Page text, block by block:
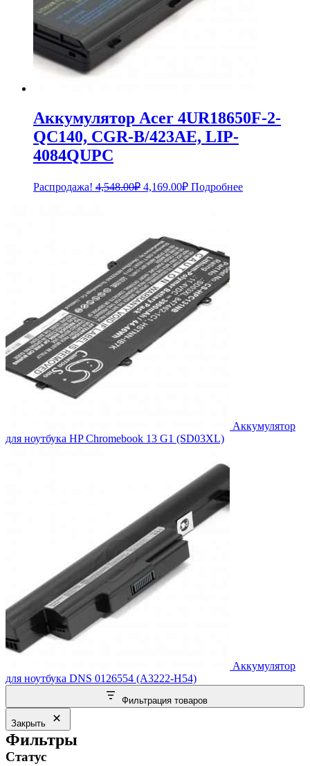
Аккумулятор Acer 4UR18650F-2-
QC140, CGR-B/423AE, LIP-
4084QUPC
Распродажа! 4,548.00₽ Первоначальная
4,169.00₽Текущая
цена:
Подробнее
Аккумулятор
для ноутбука HP Chromebook 13 G1 (SD03XL)
Аккумулятор
для ноутбука DNS 0126554 (A3222-H54)
Фильтрация товаров
Закрыть
Фильтры
Статус